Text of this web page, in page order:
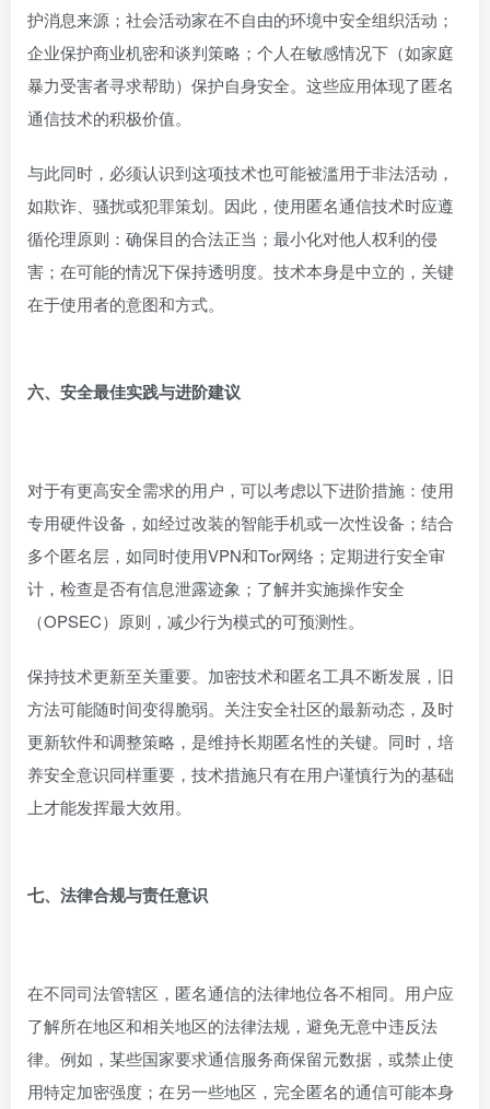
护消息来源；社会活动家在不自由的环境中安全组织活动；
企业保护商业机密和谈判策略；个人在敏感情况下（如家庭
暴力受害者寻求帮助）保护自身安全。这些应用体现了匿名
通信技术的积极价值。
与此同时，必须认识到这项技术也可能被滥用于非法活动，
如欺诈、骚扰或犯罪策划。因此，使用匿名通信技术时应遵
循伦理原则：确保目的合法正当；最小化对他人权利的侵
害；在可能的情况下保持透明度。技术本身是中立的，关键
在于使用者的意图和方式。
六、安全最佳实践与进阶建议
对于有更高安全需求的用户，可以考虑以下进阶措施：使用
专用硬件设备，如经过改装的智能手机或一次性设备；结合
多个匿名层，如同时使用VPN和Tor网络；定期进行安全审
计，检查是否有信息泄露迹象；了解并实施操作安全
（OPSEC）原则，减少行为模式的可预测性。
保持技术更新至关重要。加密技术和匿名工具不断发展，旧
方法可能随时间变得脆弱。关注安全社区的最新动态，及时
更新软件和调整策略，是维持长期匿名性的关键。同时，培
养安全意识同样重要，技术措施只有在用户谨慎行为的基础
上才能发挥最大效用。
七、法律合规与责任意识
在不同司法管辖区，匿名通信的法律地位各不相同。用户应
了解所在地区和相关地区的法律法规，避免无意中违反法
律。例如，某些国家要求通信服务商保留元数据，或禁止使
用特定加密强度；在另一些地区，完全匿名的通信可能本身